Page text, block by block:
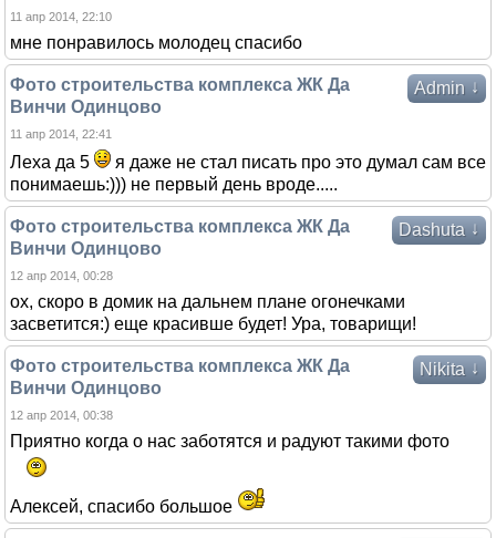
11 апр 2014, 22:10
мне понравилось молодец спасибо
Admin ↓
Фото строительства комплекса ЖК Да
Винчи Одинцово
11 апр 2014, 22:41
Леха да 5
я даже не стал писать про это думал сам все
понимаешь:))) не первый день вроде.....
Dashuta ↓
Фото строительства комплекса ЖК Да
Винчи Одинцово
12 апр 2014, 00:28
ох, скоро в домик на дальнем плане огонечками
засветится:) еще красивше будет! Ура, товарищи!
Nikita ↓
Фото строительства комплекса ЖК Да
Винчи Одинцово
12 апр 2014, 00:38
Приятно когда о нас заботятся и радуют такими фото
Алексей, спасибо большое